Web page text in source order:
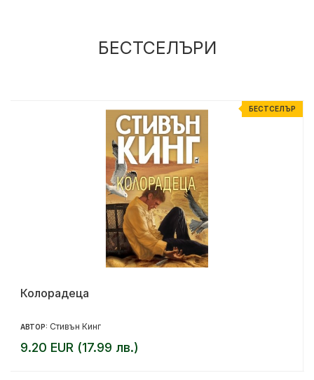
БЕСТСЕЛЪРИ
БЕСТСЕЛЪР
Колорадеца
АВТОР: Стивън Кинг
9.20 EUR (17.99 лв.)